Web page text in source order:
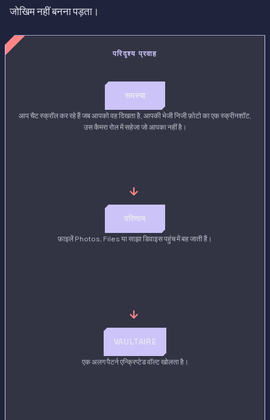
जोखिम नहीं बनना पड़ता।
परिदृश्य प्रवाह
समस्या
आप चैट स्क्रॉल कर रहे हैं जब आपको वह दिखता है, आपकी भेजी निजी फ़ोटो का एक स्क्रीनशॉट,
उस कैमरा रोल में सहेजा जो आपका नहीं है।
→
परिणाम
फ़ाइलें Photos, Files या साझा डिवाइस पहुंच में बह जाती हैं।
→
VAULTAIRE
एक अलग पैटर्न एन्क्रिप्टेड वॉल्ट खोलता है।